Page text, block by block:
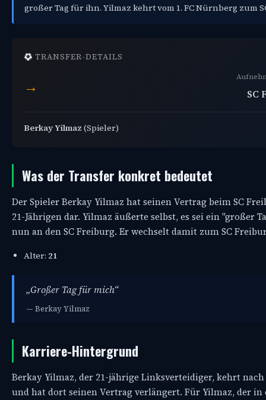
großer Tag für ihn. Yilmaz kehrt vom 1. FC Nürnberg zum
TRANSFER-DETAILS
→ SC
Berkay Yilmaz (Spieler)
Was der Transfer konkret bedeutet
Der Spieler Berkay Yilmaz hat seinen Vertrag beim SC
21-Jährigen dar. Yilmaz äußerte selbst, es sei ein "großer
nun an den SC Freiburg. Er wechselt damit zum SC
Alter: 21
„Großer Tag für mich“
— Berkay Yilmaz
Karriere-Hintergrund
Berkay Yilmaz, der 21-jährige Linksverteidiger, kehrt
und hat dort seinen Vertrag verlängert. Für Yilmaz, der